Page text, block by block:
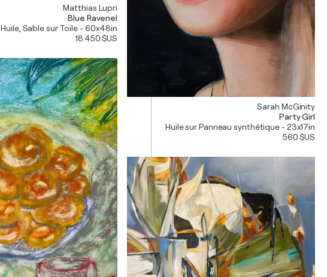
Matthias Lupri
Blue Ravenel
Huile, Sable sur Toile - 60x48in
18 450 $US
Sarah McGinity
Party Girl
Huile sur Panneau synthétique - 23x17in
560 $US